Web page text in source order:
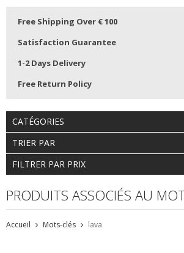
Free Shipping Over € 100
Satisfaction Guarantee
1-2 Days Delivery
Free Return Policy
CATÉGORIES
TRIER PAR
FILTRER PAR PRIX
PRODUITS ASSOCIÉS AU
Accueil Mots-clés lava